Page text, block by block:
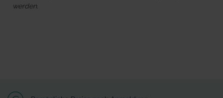
werden.